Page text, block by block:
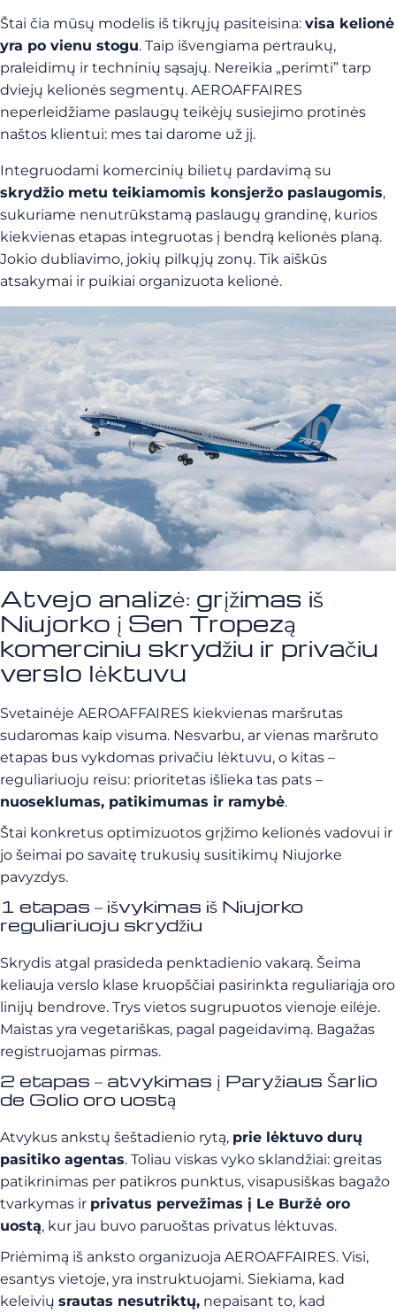
Štai čia mūsų modelis iš tikrųjų pasiteisina: visa kelionė
yra po vienu stogu. Taip išvengiama pertraukų,
praleidimų ir techninių sąsajų. Nereikia „perimti” tarp
dviejų kelionės segmentų. AEROAFFAIRES
neperleidžiame paslaugų teikėjų susiejimo protinės
naštos klientui: mes tai darome už jį.
Integruodami komercinių bilietų pardavimą su
skrydžio metu teikiamomis konsjeržo paslaugomis,
sukuriame nenutrūkstamą paslaugų grandinę, kurios
kiekvienas etapas integruotas į bendrą kelionės planą.
Jokio dubliavimo, jokių pilkųjų zonų. Tik aiškūs
atsakymai ir puikiai organizuota kelionė.
Atvejo analizė: grįžimas iš
Niujorko į Sen Tropezą
komerciniu skrydžiu ir privačiu
verslo lėktuvu
Svetainėje AEROAFFAIRES kiekvienas maršrutas
sudaromas kaip visuma. Nesvarbu, ar vienas maršruto
etapas bus vykdomas privačiu lėktuvu, o kitas –
reguliariuoju reisu: prioritetas išlieka tas pats –
nuoseklumas, patikimumas ir ramybė.
Štai konkretus optimizuotos grįžimo kelionės vadovui ir
jo šeimai po savaitę trukusių susitikimų Niujorke
pavyzdys.
1 etapas – išvykimas iš Niujorko
reguliariuoju skrydžiu
Skrydis atgal prasideda penktadienio vakarą. Šeima
keliauja verslo klase kruopščiai pasirinkta reguliariąja oro
linijų bendrove. Trys vietos sugrupuotos vienoje eilėje.
Maistas yra vegetariškas, pagal pageidavimą. Bagažas
registruojamas pirmas.
2 etapas – atvykimas į Paryžiaus Šarlio
de Golio oro uostą
Atvykus ankstų šeštadienio rytą, prie lėktuvo durų
pasitiko agentas. Toliau viskas vyko sklandžiai: greitas
patikrinimas per patikros punktus, visapusiškas bagažo
tvarkymas ir privatus pervežimas į Le Buržė oro
uostą, kur jau buvo paruoštas privatus lėktuvas.
Priėmimą iš anksto organizuoja AEROAFFAIRES. Visi,
esantys vietoje, yra instruktuojami. Siekiama, kad
keleivių srautas nesutriktų, nepaisant to, kad